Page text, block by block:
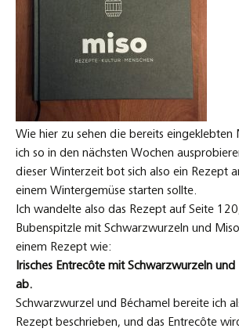
Wie hier zu sehen die bereits eingeklebten
ich so in den nächsten Wochen
dieser Winterzeit bot sich also ein Rezept
einem Wintergemüse starten sollte.
Ich wandelte also das Rezept auf Seite
Bubenspitzle mit Schwarzwurzeln und
einem Rezept wie:
Irisches Entrecôte mit Schwarzwurzeln und
ab.
Schwarzwurzel und Béchamel bereite ich
Rezept beschrieben, und das Entrecôte